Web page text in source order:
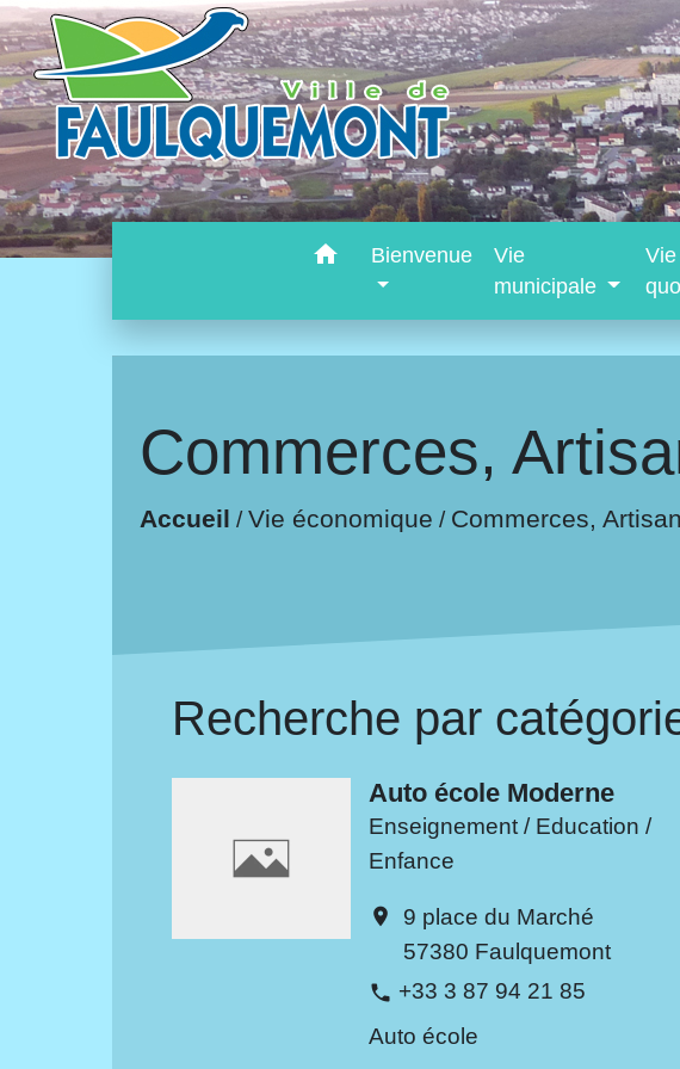
home Bienvenue
Vie
municipale
Vie
Commerces,
Accueil /Vie économique / Commerces,
Recherche par
Auto école Moderne
Enseignement / Education /
Enfance
location_on
9 place du Marché
57380 Faulquemont
phone +33 3 87 94 21 85
Auto école